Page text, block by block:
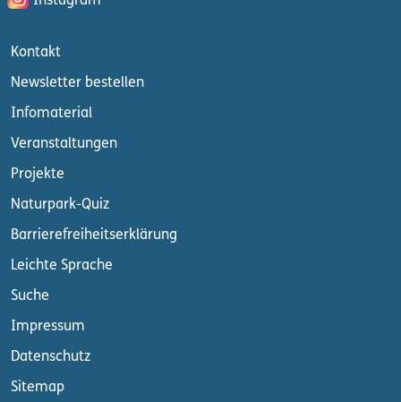
Kontakt
Newsletter bestellen
Infomaterial
Veranstaltungen
Projekte
Naturpark-Quiz
Barrierefreiheitserklärung
Leichte Sprache
Suche
Impressum
Datenschutz
Sitemap